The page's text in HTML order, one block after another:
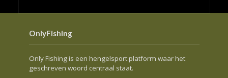
OnlyFishing
Only Fishing is een hengelsport platform waar het
geschreven woord centraal staat.